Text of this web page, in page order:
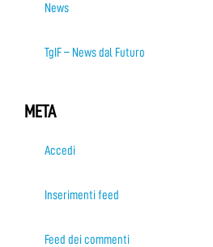
News
TgIF – News dal Futuro
META
Accedi
Inserimenti feed
Feed dei commenti